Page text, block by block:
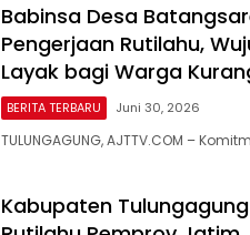
Babinsa Desa
Pengerjaan Rutilahu,
Layak bagi Warga
BERITA TERBARU Juni 30, 2026
TULUNGAGUNG, AJTTV.COM –
Kabupaten